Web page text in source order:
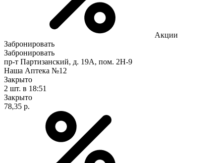
Акции
Забронировать
Забронировать
пр-т Партизанский, д. 19А, пом. 2Н-9
Наша Аптека №12
Закрыто
2 шт. в 18:51
Закрыто
78,35 р.